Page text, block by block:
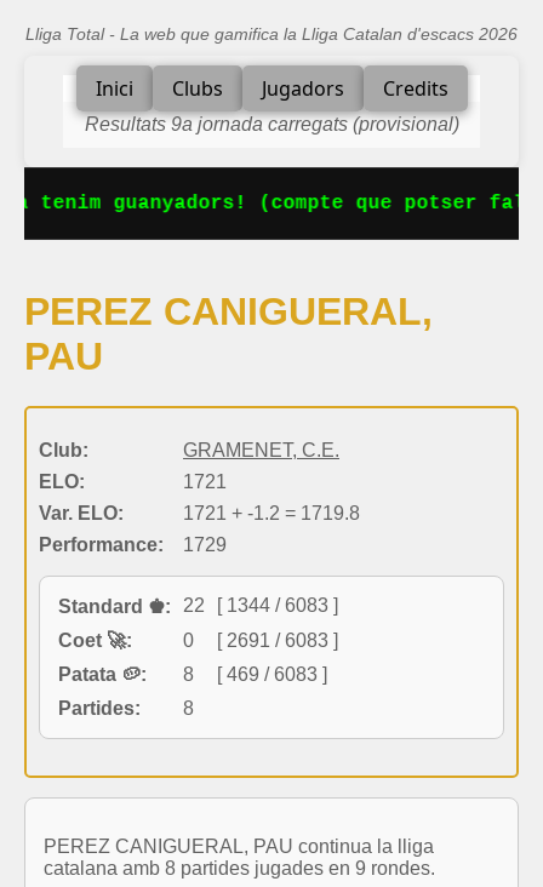
Lliga Total - La web que gamifica la Lliga Catalan d'escacs 2026
Inici Clubs Jugadors Credits
Resultats 9a jornada carregats (provisional)
tenim guanyadors! (compte que potser
PEREZ CANIGUERAL,
PAU
Club:
GRAMENET, C.E.
ELO:
1721
Var. ELO:
1721 + -1.2 = 1719.8
Performance:
1729
Standard ♚: 22
[ 1344 / 6083 ]
Coet 🚀:
0
[ 2691 / 6083 ]
Patata 🥔:
8
[ 469 / 6083 ]
Partides:
8
PEREZ CANIGUERAL, PAU continua la lliga
catalana amb 8 partides jugades en 9 rondes.